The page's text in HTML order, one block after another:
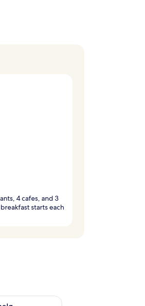
4 cafes, and 3
starts each
neste helg, aug. 14 - aug. 16